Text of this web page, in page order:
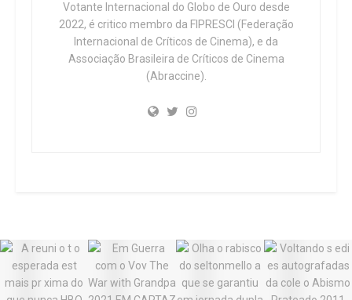
Votante Internacional do Globo de Ouro desde
2022, é critico membro da FIPRESCI (Federação
Internacional de Críticos de Cinema), e da
Associação Brasileira de Críticos de Cinema
(Abraccine).